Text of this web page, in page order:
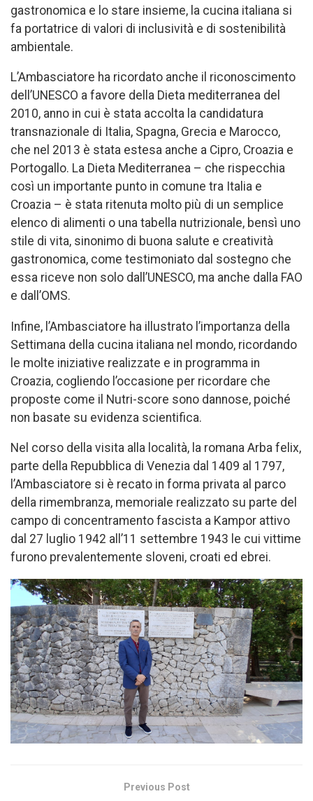
gastronomica e lo stare insieme, la cucina italiana si
fa portatrice di valori di inclusività e di sostenibilità
ambientale.
L’Ambasciatore ha ricordato anche il riconoscimento
dell’UNESCO a favore della Dieta mediterranea del
2010, anno in cui è stata accolta la candidatura
transnazionale di Italia, Spagna, Grecia e Marocco,
che nel 2013 è stata estesa anche a Cipro, Croazia e
Portogallo. La Dieta Mediterranea – che rispecchia
così un importante punto in comune tra Italia e
Croazia – è stata ritenuta molto più di un semplice
elenco di alimenti o una tabella nutrizionale, bensì uno
stile di vita, sinonimo di buona salute e creatività
gastronomica, come testimoniato dal sostegno che
essa riceve non solo dall’UNESCO, ma anche dalla FAO
e dall’OMS.
Infine, l’Ambasciatore ha illustrato l’importanza della
Settimana della cucina italiana nel mondo, ricordando
le molte iniziative realizzate e in programma in
Croazia, cogliendo l’occasione per ricordare che
proposte come il Nutri-score sono dannose, poiché
non basate su evidenza scientifica.
Nel corso della visita alla località, la romana Arba felix,
parte della Repubblica di Venezia dal 1409 al 1797,
l’Ambasciatore si è recato in forma privata al parco
della rimembranza, memoriale realizzato su parte del
campo di concentramento fascista a Kampor attivo
dal 27 luglio 1942 all’11 settembre 1943 le cui vittime
furono prevalentemente sloveni, croati ed ebrei.
Previous Post